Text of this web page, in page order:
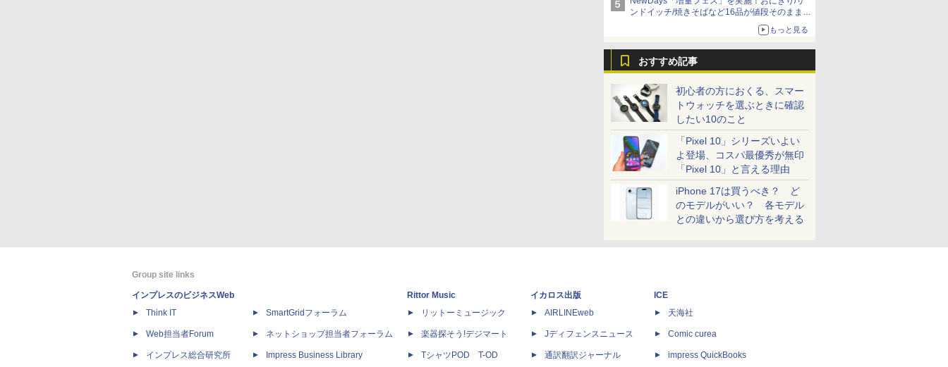
ンドイッチ/焼きそばなど16品が値段そのままで
もっと見る
おすすめ記事
初心者の方におくる、スマー
トウォッチを選ぶときに確認
したい10のこと
「Pixel 10」シリーズいよい
よ登場、コスパ最優秀が無印
「Pixel 10」と言える理由
iPhone 17は買うべき？ ど
のモデルがいい？ 各モデル
との違いから選び方を考える
Group site links
インプレスのビジネスWeb
Think IT
Web担当者Forum
インプレス総合研究所
SmartGridフォーラム
ネットショップ担当者フォーラム
Impress Business Library
Rittor Music
リットーミュージック
楽器探そう!デジマート
TシャツPOD T-OD
イカロス出版
AIRLINEweb
Jディフェンスニュース
通訳翻訳ジャーナル
ICE
天海社
Comic curea
impress QuickBooks